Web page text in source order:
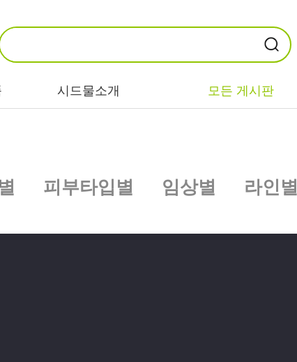
시드물소개 모든 게시판
/클렌징
트러블/시카
EGF/FGF/IGF
피부타입별 임상별 라인별